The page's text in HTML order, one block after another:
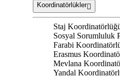
Koordinatörlükler
Staj
Sosyal Sorumluluk
Farabi
Erasmus
Mevlana
Yandal